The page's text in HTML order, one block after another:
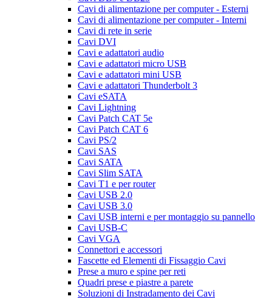
Cavi di alimentazione per computer - Esterni
Cavi di alimentazione per computer - Interni
Cavi di rete in serie
Cavi DVI
Cavi e adattatori audio
Cavi e adattatori micro USB
Cavi e adattatori mini USB
Cavi e adattatori Thunderbolt 3
Cavi eSATA
Cavi Lightning
Cavi Patch CAT 5e
Cavi Patch CAT 6
Cavi PS/2
Cavi SAS
Cavi SATA
Cavi Slim SATA
Cavi T1 e per router
Cavi USB 2.0
Cavi USB 3.0
Cavi USB interni e per montaggio su pannello
Cavi USB-C
Cavi VGA
Connettori e accessori
Fascette ed Elementi di Fissaggio Cavi
Prese a muro e spine per reti
Quadri prese e piastre a parete
Soluzioni di Instradamento dei Cavi